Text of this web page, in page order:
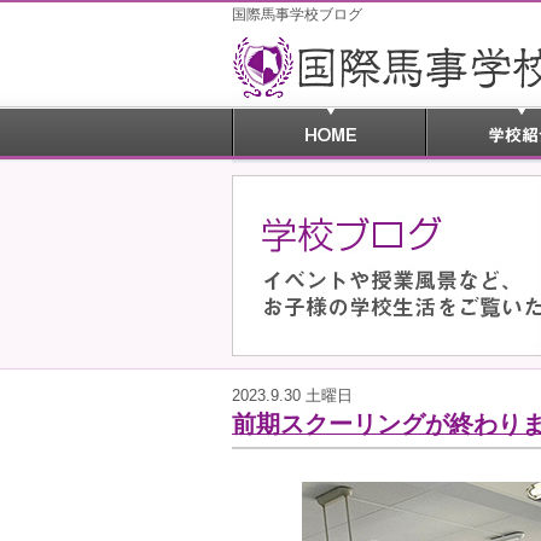
国際馬事学校ブログ
2023.9.30 土曜日
前期スクーリングが終わり